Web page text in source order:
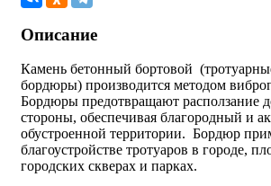
Описание
Камень бетонный бортовой
бордюры) производится методом
Бордюры предотвращают расползание
стороны, обеспечивая благородный и
обустроенной территории. Бордюр
благоустройстве тротуаров в городе,
городских скверах и парках.